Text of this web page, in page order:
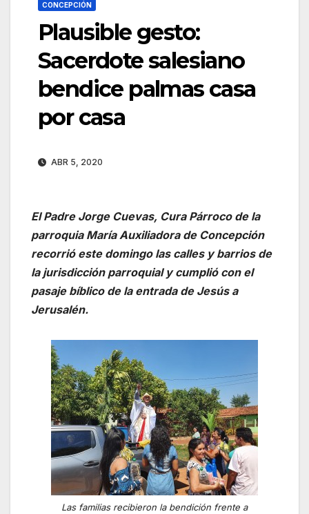
CONCEPCIÓN
Plausible gesto:
Sacerdote salesiano
bendice palmas casa
por casa
ABR 5, 2020
El Padre Jorge Cuevas, Cura Párroco de la
parroquia María Auxiliadora de Concepción
recorrió este domingo las calles y barrios de
la jurisdicción parroquial y cumplió con el
pasaje bíblico de la entrada de Jesús a
Jerusalén.
Las familias recibieron la bendición frente a